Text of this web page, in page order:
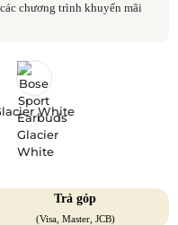
chương trình khuyến mãi
White
Trả góp
(Visa, Master, JCB)